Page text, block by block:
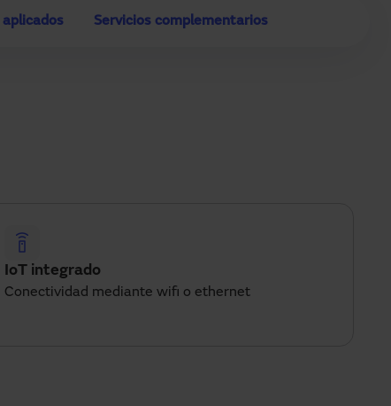
aplicados Servicios complementarios
IoT integrado
Conectividad mediante wifi o ethernet